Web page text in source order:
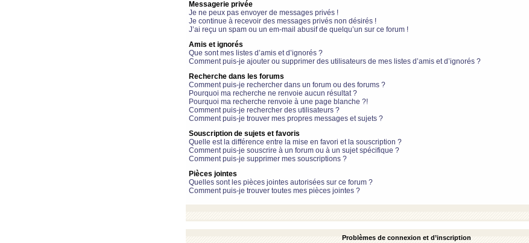
Messagerie privée
Je ne peux pas envoyer de messages privés !
Je continue à recevoir des messages privés non désirés !
J’ai reçu un spam ou un em-mail abusif de quelqu’un sur ce forum !
Amis et ignorés
Que sont mes listes d’amis et d’ignorés ?
Comment puis-je ajouter ou supprimer des utilisateurs de mes listes d’amis et d’ignorés ?
Recherche dans les forums
Comment puis-je rechercher dans un forum ou des forums ?
Pourquoi ma recherche ne renvoie aucun résultat ?
Pourquoi ma recherche renvoie à une page blanche ?!
Comment puis-je rechercher des utilisateurs ?
Comment puis-je trouver mes propres messages et sujets ?
Souscription de sujets et favoris
Quelle est la différence entre la mise en favori et la souscription ?
Comment puis-je souscrire à un forum ou à un sujet spécifique ?
Comment puis-je supprimer mes souscriptions ?
Pièces jointes
Quelles sont les pièces jointes autorisées sur ce forum ?
Comment puis-je trouver toutes mes pièces jointes ?
Problèmes de connexion et d’inscription